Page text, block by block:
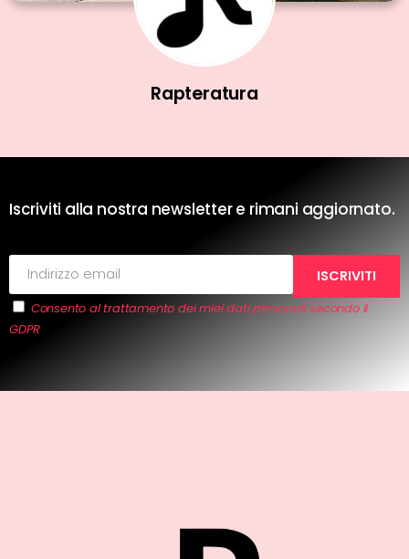
Rapteratura
Iscriviti alla nostra newsletter e rimani aggiornato.
Consento al trattamento dei miei dati personali secondo il
GDPR